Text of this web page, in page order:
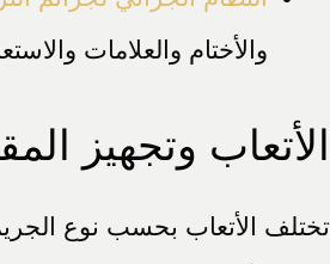
والأختام والعلامات
الأتعاب وتجهيز
تختلف الأتعاب بحسب نوع